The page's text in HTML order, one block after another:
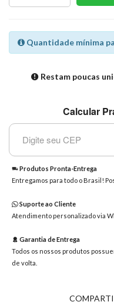
(81)9
8363
nos uma
mensagem
Quantidade mínima
Restam poucas
Calcular
Produtos Pronta-Entrega
Entregamos para todo o Brasil!
Suporte ao Cliente
Atendimento personalizado via
Garantia de Entrega
Todos os nossos produtos
de volta.